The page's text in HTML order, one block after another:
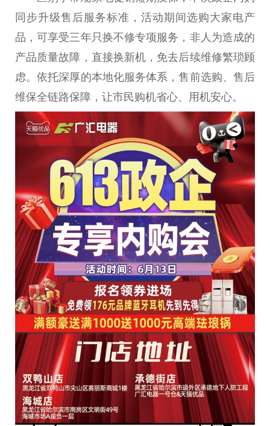
同步升级售后服务标准，活动期间选购大家电产
品，可享受三年只换不修专项服务，非人为造成的
产品质量故障，直接换新机，免去后续维修繁琐顾
虑。依托深厚的本地化服务体系，售前选购、售后
维保全链路保障，让市民购机省心、用机安心。